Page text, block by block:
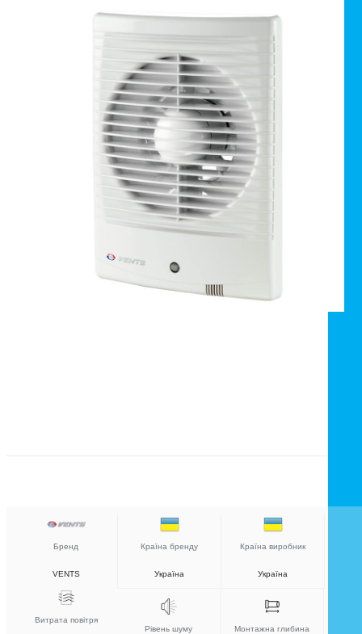
Бренд
VENTS
Країна бренду
Україна
Країна виробник
Україна
Витрата повітря
Рівень шуму Монтажна глибина